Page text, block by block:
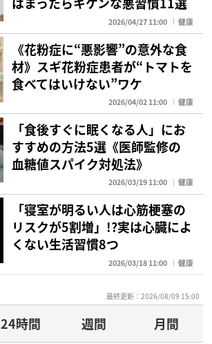
2026/04/27 11:00 健康
《花粉症に“悪影響”の意外な食
材》スギ花粉症患者が“トマトを
食べてはいけない”ワケ
2026/04/02 11:00 健康
「食後すぐに眠くなる人」にお
すすめの方法5選《医師監修の
血糖値スパイク対処法》
2026/03/19 11:00 健康
「寝室が明るい人は心筋梗塞の
リスクが5割増」!?実は心臓によ
くない生活習慣8つ
2026/03/18 11:00 健康
最終更新：2026/08/09 15:00
24時間 週間
月間